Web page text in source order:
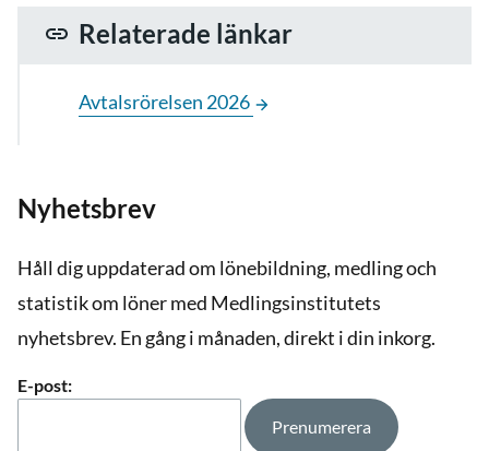
Relaterade länkar
Avtalsrörelsen 2026
Nyhetsbrev
Håll dig uppdaterad om lönebildning, medling och
statistik om löner med Medlingsinstitutets
nyhetsbrev. En gång i månaden, direkt i din inkorg.
E-post: